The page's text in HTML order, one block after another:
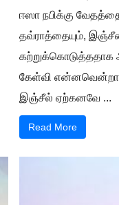
ஈஸா நபிக்கு
தவ்ராத்தையும்,
கற்றுக்கொடுத்ததாக
கேள்வி
இஞ்சீல் ஏற்கனவே ...
Read More